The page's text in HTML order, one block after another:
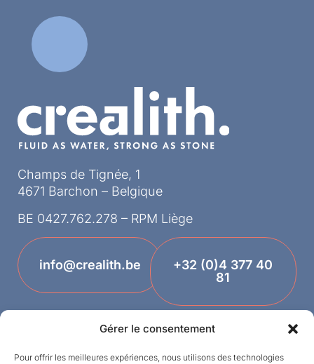
Gérer le consentement
Pour offrir les meilleures expériences, nous utilisons des technologies
Champs de Tignée, 1
4671 Barchon – Belgique
BE 0427.762.278 – RPM Liège
info@crealith.be
+32 (0)4 377 40
81